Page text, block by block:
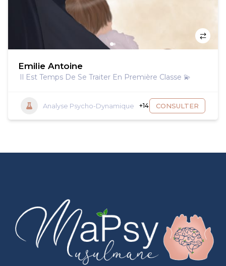
Emilie Antoine
Il Est Temps De Se Traiter En Première Classe 💫
Analyse Psycho-Dynamique +14 CONSULTER